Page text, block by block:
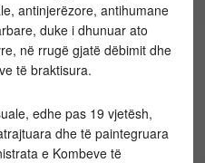
antinjerëzore, antihumane
duke i dhunuar ato
në rrugë gjatë dëbimit dhe
të braktisura.
edhe pas 19 vjetësh,
dhe të paintegruara
e Kombeve të